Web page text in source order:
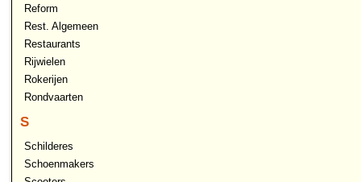
Reform
Rest. Algemeen
Restaurants
Rijwielen
Rokerijen
Rondvaarten
S
Schilderes
Schoenmakers